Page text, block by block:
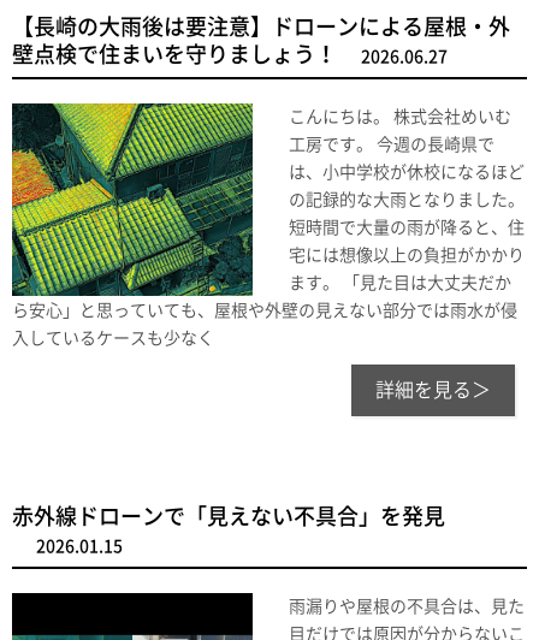
【長崎の大雨後は要注意】ドローンによる屋根・外
壁点検で住まいを守りましょう！
2026.06.27
こんにちは。 株式会社めいむ
工房です。 今週の長崎県で
は、小中学校が休校になるほど
の記録的な大雨となりました。
短時間で大量の雨が降ると、住
宅には想像以上の負担がかかり
ます。 「見た目は大丈夫だか
ら安心」と思っていても、屋根や外壁の見えない部分では雨水が侵
入しているケースも少なく
詳細を見る＞
赤外線ドローンで「見えない不具合」を発見
2026.01.15
雨漏りや屋根の不具合は、見た
目だけでは原因が分からないこ